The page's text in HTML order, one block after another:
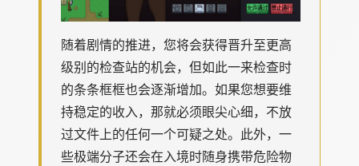
随着剧情的推进，您将会获得晋升至更高
级别的检查站的机会，但如此一来检查时
的条条框框也会逐渐增加。如果您想要维
持稳定的收入，那就必须眼尖心细，不放
过文件上的任何一个可疑之处。此外，一
些极端分子还会在入境时随身携带危险物